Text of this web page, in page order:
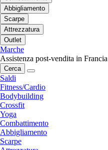
Abbigliamento
Scarpe
Attrezzatura
Outlet
Marche
Assistenza post-vendita in Francia
Cerca
Saldi
Fitness/Cardio
Bodybuilding
Crossfit
Yoga
Combattimento
Abbigliamento
Scarpe